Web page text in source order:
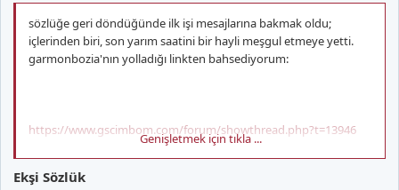
sözlüğe geri döndüğünde ilk işi mesajlarına bakmak oldu;
içlerinden biri, son yarım saatini bir hayli meşgul etmeye yetti.
garmonbozia'nın yolladığı linkten bahsediyorum:
https://www.gscimbom.com/forum/showthread.php?t=13946
Genişletmek için tıkla ...
Ekşi Sözlük